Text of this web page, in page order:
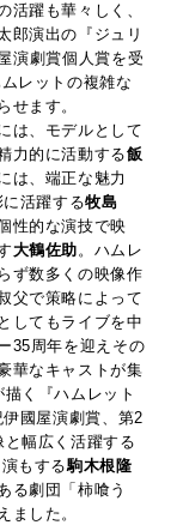
躍も華々しく、
郎演出の『ジュリ
演劇賞個人賞を受
レットの複雑な
せます。
は、モデルとして
力的に活動する飯
は、端正な魅力
活躍する牧島
性的な演技で映
大鶴佐助。ハムレ
ず数多くの映像作
父で策略によって
してもライブを中
35周年を迎えその
華なキャストが集
く『ハムレット
國屋演劇賞、第2
幅広く活躍する
もする駒木根隆
る劇団「柿喰う
ました。